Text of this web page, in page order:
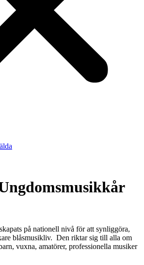
på nationell nivå för att synliggöra,
blåsmusikliv. Den riktar sig till alla om
vuxna, amatörer, professionella musiker